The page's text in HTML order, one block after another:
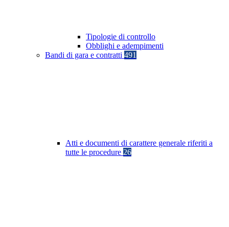
Tipologie di controllo
Obblighi e adempimenti
Bandi di gara e contratti 491
Atti e documenti di carattere generale riferiti a
tutte le procedure 26